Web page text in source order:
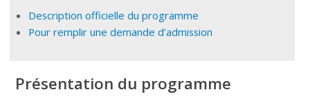
Description officielle du programme
Pour remplir une demande d’admission
Présentation du programme